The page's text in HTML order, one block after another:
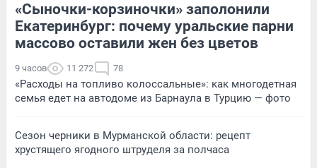
«Сыночки-корзиночки» заполонили
Екатеринбург: почему уральские парни
массово оставили жен без цветов
9 часов 11 272 78
«Расходы на топливо колоссальные»: как многодетная
семья едет на автодоме из Барнаула в Турцию — фото
Сезон черники в Мурманской области: рецепт
хрустящего ягодного штруделя за полчаса